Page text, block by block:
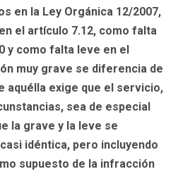
en la Ley Orgánica 12/2007,
el artículo 7.12, como falta
y como falta leve en el
muy grave se diferencia de
aquélla exige que el servicio,
sea de especial
la grave y la leve se
idéntica, pero incluyendo
supuesto de la infracción